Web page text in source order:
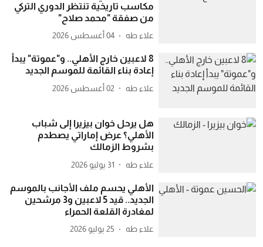
مكاسب تاريخية تنتظر الدوري التركي
من صفقة "محمد صلاح"
علاء طه 04 أغسطس 2026
8 لاعبين خارج الأهلي.. و"عموتة" يبدأ
إعادة بناء القائمة للموسم الجديد
علاء طه 02 أغسطس 2026
هل يرحل خوان بيزيرا إلى شباب
الأهلي؟ عرض إماراتي يصطدم
بشروط الزمالك
علاء طه 31 يوليو 2026
الأهلي يحسم ملف الأجانب بالموسم
الجديد.. قيد 5 لاعبين و3 مرشحين
لمغادرة القلعة الحمراء
علاء طه 25 يوليو 2026